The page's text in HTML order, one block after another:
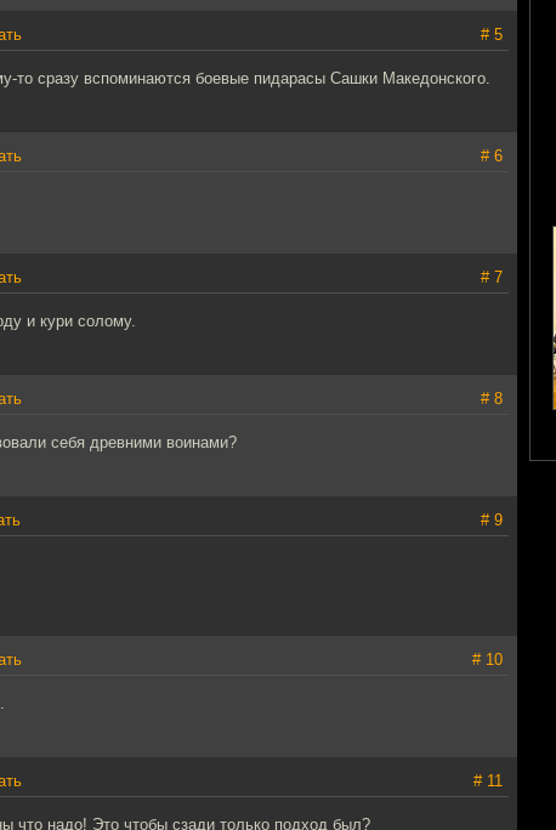
# 5
то сразу вспоминаются боевые пидарасы Сашки Македонского.
# 6
# 7
и кури солому.
# 8
себя древними воинами?
# 9
# 10
# 11
что надо! Это чтобы сзади только подход был?